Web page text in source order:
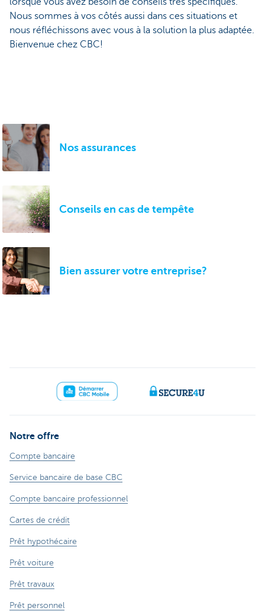
Nous sommes à vos côtés aussi dans ces situations et
nous réfléchissons avec vous à la solution la plus adaptée.
Bienvenue chez CBC!
Nos assurances
Conseils en cas de tempête
Bien assurer votre entreprise?
Notre offre
Compte bancaire
Service bancaire de base CBC
Compte bancaire professionnel
Cartes de crédit
Prêt hypothécaire
Prêt voiture
Prêt travaux
Prêt personnel